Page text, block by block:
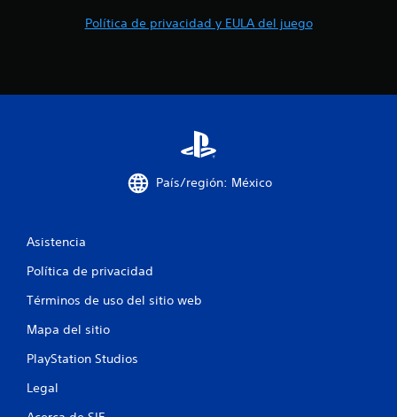
Política de privacidad y EULA del juego
País/región: México
Asistencia
Política de privacidad
Términos de uso del sitio web
Mapa del sitio
PlayStation Studios
Legal